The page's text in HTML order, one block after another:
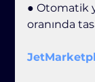
● Otomatik
oranında